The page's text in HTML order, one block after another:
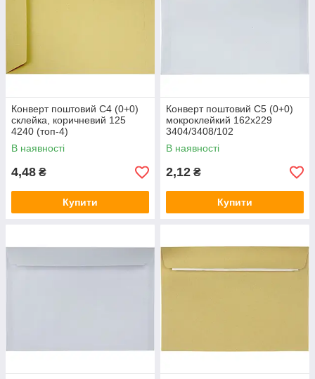
Конверт поштовий C4 (0+0)
склейка, коричневий 125
4240 (топ-4)
В наявності
4,48 ₴
Купити
Конверт поштовий C5 (0+0)
мокроклейкий 162х229
3404/3408/102
В наявності
2,12 ₴
Купити